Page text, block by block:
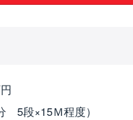
5段×15Ｍ程度）